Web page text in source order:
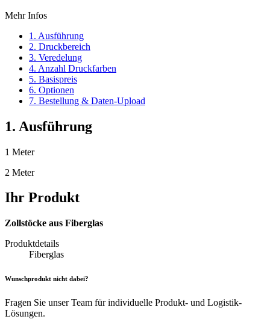
Mehr Infos
1. Ausführung
2. Druckbereich
3. Veredelung
4. Anzahl Druckfarben
5. Basispreis
6. Optionen
7. Bestellung & Daten-Upload
1. Ausführung
1 Meter
2 Meter
Ihr Produkt
Zollstöcke aus Fiberglas
Produktdetails
Fiberglas
Wunschprodukt nicht dabei?
Fragen Sie unser Team für individuelle Produkt- und Logistik-
Lösungen.